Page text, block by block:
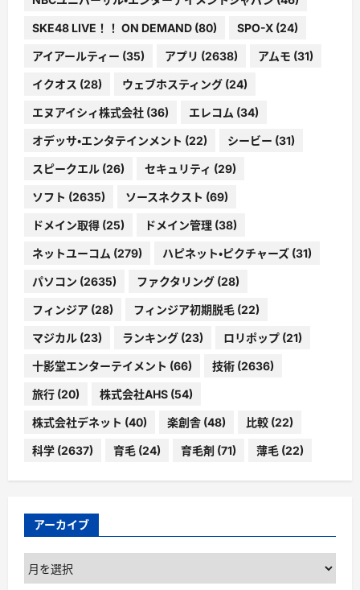
SKE48 LIVE！！ ON DEMAND (80) SPO-X (24)
アイアールティー (35) アプリ (2638) アムモ (31)
イクオス (28) ウェブホスティング (24)
エヌアイシィ株式会社 (36) エレコム (34)
オデッサ・エンタテインメント (22) シービー (31)
スピークエル (26) セキュリティ (29)
ソフト (2635) ソースネクスト (69)
ドメイン取得 (25) ドメイン管理 (38)
ネットユーコム (279) ハピネット・ピクチャーズ (31)
パソコン (2635) ファクタリング (28)
フィンジア (28) フィンジア初期脱毛 (22)
マジカル (23) ランキング (23) ロリポップ (21)
十影堂エンターテイメント (66) 技術 (2636)
旅行 (20) 株式会社AHS (54)
株式会社デネット (40) 楽創舎 (48) 比較 (22)
科学 (2637) 育毛 (24) 育毛剤 (71) 薄毛 (22)
アーカイブ
ア
ー